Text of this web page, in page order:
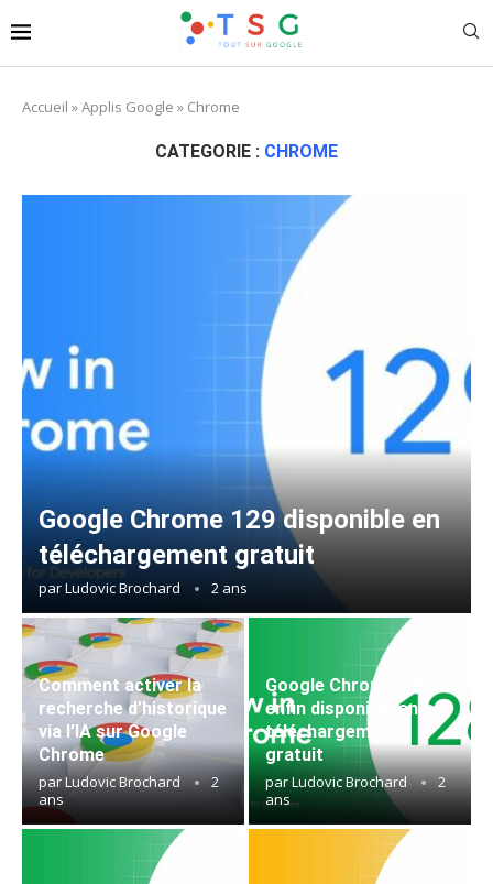
Accueil »Applis Google » Chrome
CATEGORIE : CHROME
Google Chrome 129 disponible en
téléchargement gratuit
parLudovic Brochard 2 ans
Comment activer la
recherche d’historique
via l’IA sur Google
Chrome
parLudovic Brochard
2
ans
Google Chrome 128
enfin disponible en
téléchargement
gratuit
parLudovic Brochard
2
ans